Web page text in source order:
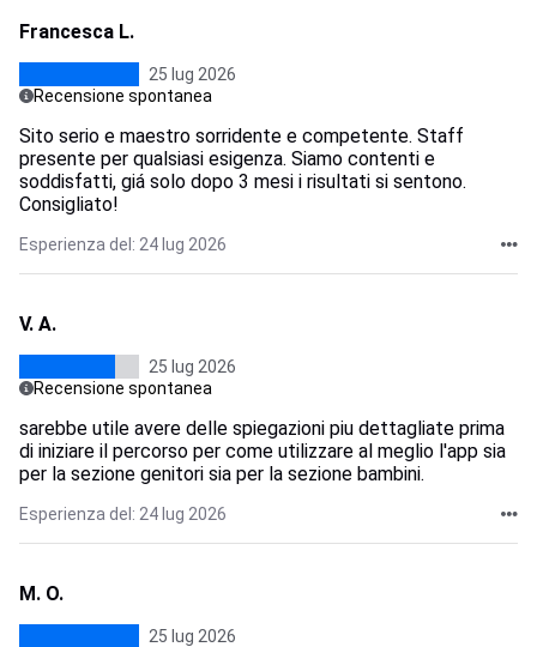
Francesca L.
25 lug 2026
Recensione spontanea
Sito serio e maestro sorridente e competente. Staff
presente per qualsiasi esigenza. Siamo contenti e
soddisfatti, giá solo dopo 3 mesi i risultati si sentono.
Consigliato!
Esperienza del: 24 lug 2026
V. A.
25 lug 2026
Recensione spontanea
sarebbe utile avere delle spiegazioni piu dettagliate prima
di iniziare il percorso per come utilizzare al meglio l'app sia
per la sezione genitori sia per la sezione bambini.
Esperienza del: 24 lug 2026
M. O.
25 lug 2026